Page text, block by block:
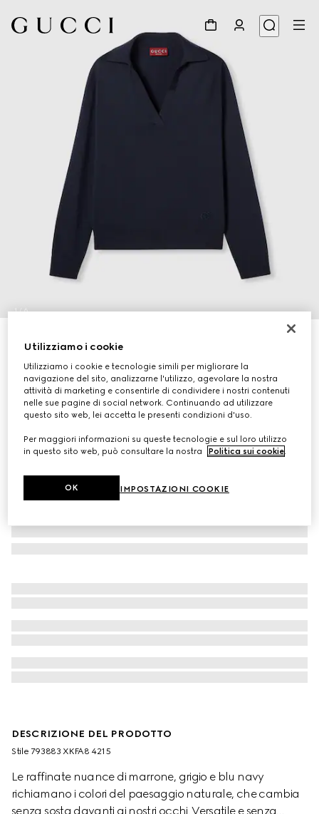
1/6
Varianteblu navy
DESCRIZIONE DEL PRODOTTO
Stile ‎793883 XKFA8 4215
Le raffinate nuance di marrone, grigio e blu navy
richiamano i colori del paesaggio naturale, che cambia
senza sosta davanti ai nostri occhi. Versatile e senza
Utilizziamo i cookie
Utilizziamo i cookie e tecnologie simili per migliorare la
navigazione del sito, analizzarne l'utilizzo, agevolare la nostra
attività di marketing e consentirle di condividere i nostri contenuti
nelle sue pagine di social network. Continuando ad utilizzare
questo sito web, lei accetta le presenti condizioni d'uso.
Per maggiori informazioni su queste tecnologie e sul loro utilizzo
in questo sito web, può consultare la nostra
Politica sui cookie.
IMPOSTAZIONI COOKIE
OK